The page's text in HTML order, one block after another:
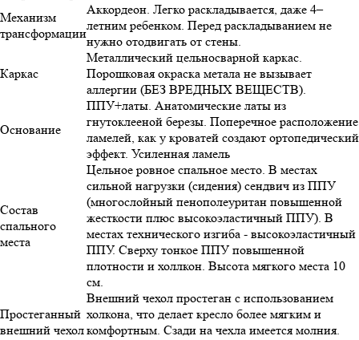
Механизм
трансформации
Аккордеон. Легко раскладывается, даже 4–
летним ребенком. Перед раскладыванием не
нужно отодвигать от стены.
Каркас
Металлический цельносварной каркас.
Порошковая окраска метала не вызывает
аллергии (БЕЗ ВРЕДНЫХ ВЕЩЕСТВ).
Основание
ППУ+латы. Анатомические латы из
гнутоклееной березы. Поперечное расположение
ламелей, как у кроватей создают ортопедический
эффект. Усиленная ламель
Состав
спального
места
Цельное ровное спальное место. В местах
сильной нагрузки (сидения) сендвич из ППУ
(многослойный пенополеуритан повышенной
жесткости плюс высокоэластичный ППУ). В
местах технического изгиба - высокоэластичный
ППУ. Сверху тонкое ППУ повышенной
плотности и холлкон. Высота мягкого места 10
см.
Простеганный
внешний чехол
Внешний чехол простеган с использованием
холкона, что делает кресло более мягким и
комфортным. Сзади на чехла имеется молния.